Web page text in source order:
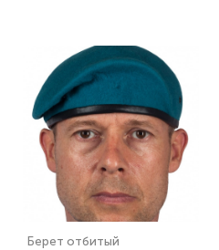
Берет отбитый